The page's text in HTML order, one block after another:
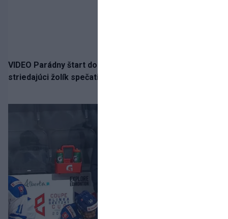
VIDEO Parádny štart do sezóny!: Rýchlik Boženík ako
striedajúci žolík spečatil postup Stoke